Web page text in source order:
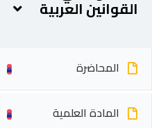
القوانين العربية
المحاضرة
المادة العلمية